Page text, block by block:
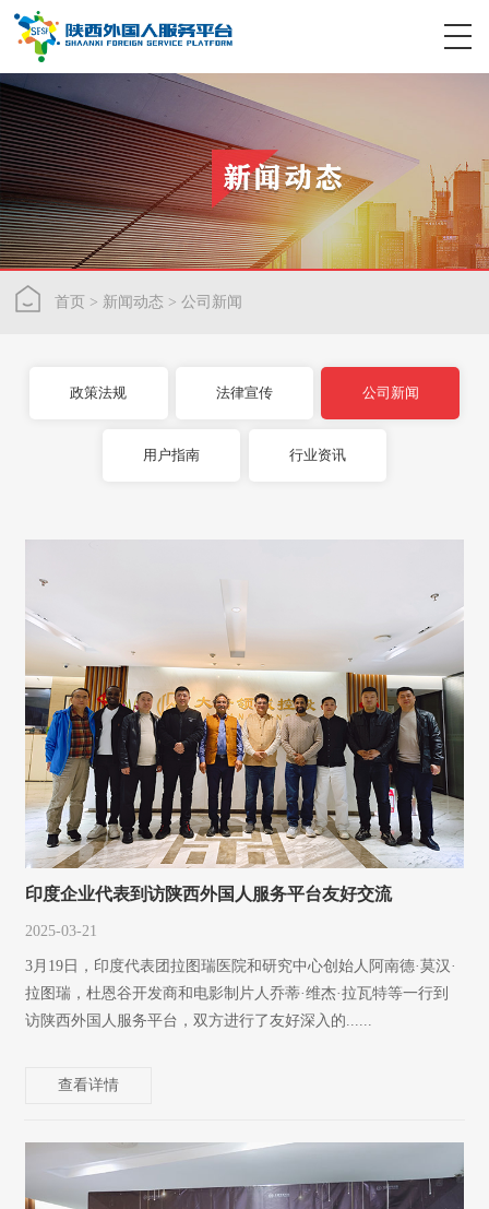
首页 > 新闻动态 >公司新闻
政策法规 法律宣传 公司新闻
用户指南 行业资讯
印度企业代表到访陕西外国人服务平台友好交流
2025-03-21
3月19日，印度代表团拉图瑞医院和研究中心创始人阿南德·莫汉·
拉图瑞，杜恩谷开发商和电影制片人乔蒂·维杰·拉瓦特等一行到
访陕西外国人服务平台，双方进行了友好深入的......
查看详情